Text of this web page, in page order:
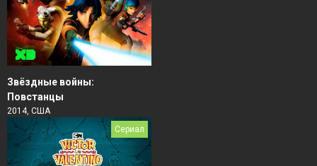
Звёздные войны:
Повстанцы
2014, США
Сериал